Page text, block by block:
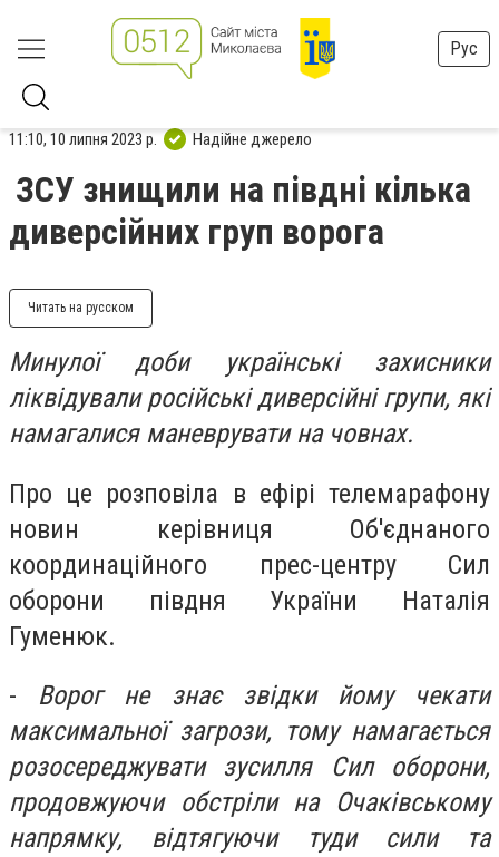
Рус
11:10, 10 липня 2023 р. Надійне джерело
ЗСУ знищили на півдні кілька
диверсійних груп ворога
Читать на русском
Минулої доби українські захисники
ліквідували російські диверсійні групи, які
намагалися маневрувати на човнах.
Про це розповіла в ефірі телемарафону
новин керівниця Об'єднаного
координаційного прес-центру Сил
оборони півдня України Наталія
Гуменюк.
- Ворог не знає звідки йому чекати
максимальної загрози, тому намагається
розосереджувати зусилля Сил оборони,
продовжуючи обстріли на Очаківському
напрямку, відтягуючи туди сили та